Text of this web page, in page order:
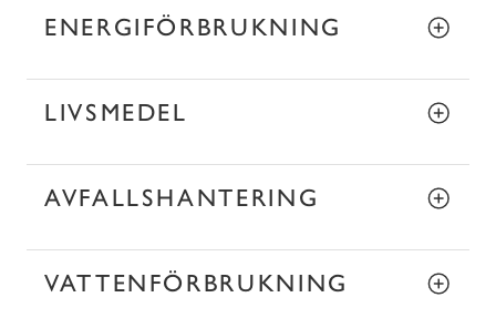
ENERGIFÖRBRUKNING
LIVSMEDEL
AVFALLSHANTERING
VATTENFÖRBRUKNING